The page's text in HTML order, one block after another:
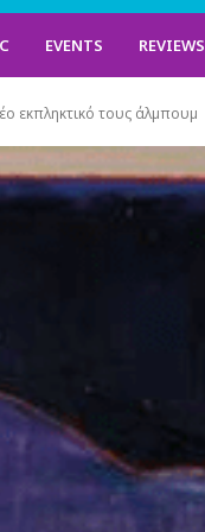
EVENTS REVIEWS
εκπληκτικό τους άλμπουμ